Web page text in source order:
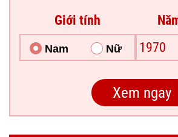
Giới tính
Nam Nữ